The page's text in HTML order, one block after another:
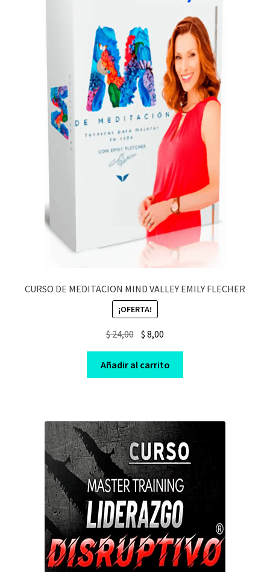
CURSO DE MEDITACION MIND VALLEY EMILY FLECHER
¡OFERTA!
$24,00 Original
was:
$ 24,00.
$ 8,00
is:
$ 8,00.
Añadir al carrito